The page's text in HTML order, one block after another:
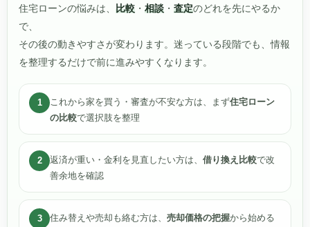
住宅ローンの悩みは、 比較 ・ 相談 ・ 査定のどれを先にやるか
で、
その後の動きやすさが変わります。迷っている段階でも、情報
を整理するだけで前に進みやすくなります。
1 これから家を買う・審査が不安な方は、まず住宅ローン
の比較で選択肢を整理
2 返済が重い・金利を見直したい方は、 借り換え比較で改
善余地を確認
3 住み替えや売却も絡む方は、 売却価格の把握から始める